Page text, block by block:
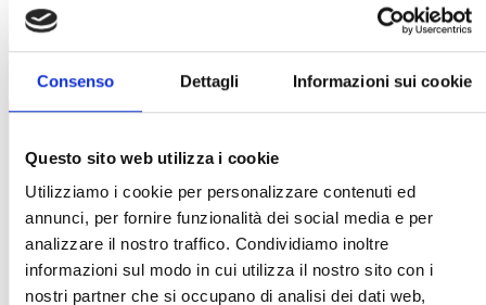
Consenso Dettagli Informazioni sui cookie
Questo sito web utilizza i cookie
Utilizziamo i cookie per personalizzare contenuti ed
annunci, per fornire funzionalità dei social media e per
analizzare il nostro traffico. Condividiamo inoltre
informazioni sul modo in cui utilizza il nostro sito con i
nostri partner che si occupano di analisi dei dati web,
Caramelle(4)